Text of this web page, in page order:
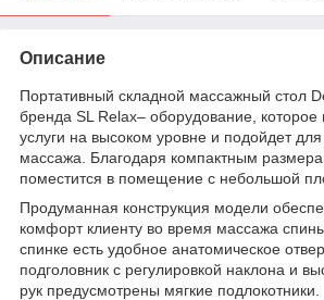
Описание
Портативный складной массажный стол
бренда SL Relax– оборудование, которое
услуги на высоком уровне и подойдет
массажа. Благодаря компактным
поместится в помещение с небольшой
Продуманная конструкция модели
комфорт клиенту во время массажа
спинке есть удобное анатомическое
подголовник с регулировкой наклона и
рук предусмотрены мягкие подлокотники.